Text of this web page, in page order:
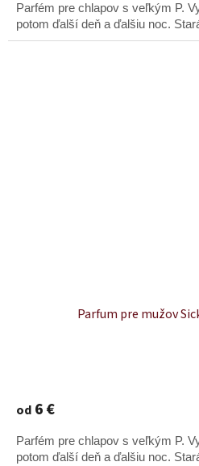
Parfém pre chlapov s veľkým P.
potom ďalší deň a ďalšiu noc.
Parfum pre mužov
od 6 €
Parfém pre chlapov s veľkým P.
potom ďalší deň a ďalšiu noc.